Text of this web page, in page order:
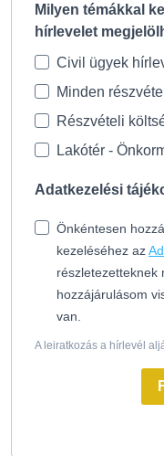
Milyen témákkal
hírlevelet
Civil ügyek
Minden
Részvételi
Lakótér -
Adatkezelési
Önkéntesen
kezeléséhez az
részletezetteknek
hozzájárulásom
van.
A leiratkozás a hírlevél